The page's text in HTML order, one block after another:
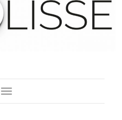
Toggle Navigation